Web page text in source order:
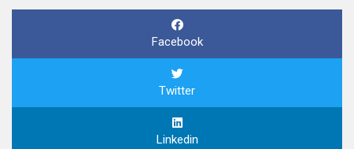
Facebook
Twitter
Linkedin